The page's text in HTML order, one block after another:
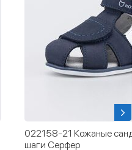
022158-21 Кожаные
шаги Серфер